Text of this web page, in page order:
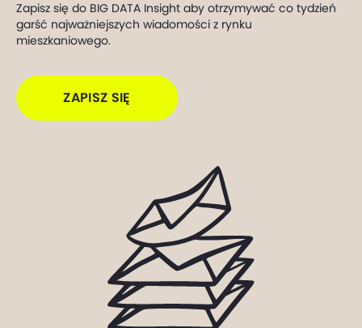
Zapisz się do BIG DATA Insight aby otrzymywać co tydzień
garść najważniejszych wiadomości z rynku
mieszkaniowego.
ZAPISZ SIĘ